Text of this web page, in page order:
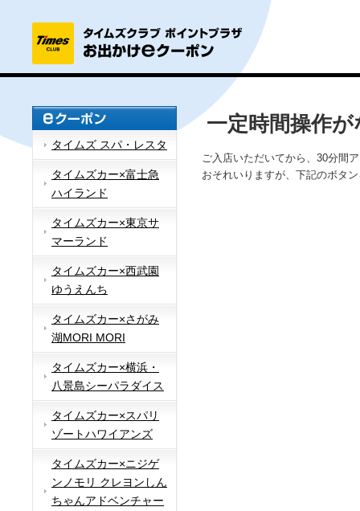
タイムズ スパ・レスタ
タイムズカー×富士急
ハイランド
タイムズカー×東京サ
マーランド
タイムズカー×西武園
ゆうえんち
タイムズカー×さがみ
湖MORI MORI
タイムズカー×横浜・
八景島シーパラダイス
タイムズカー×スパリ
ゾートハワイアンズ
タイムズカー×ニジゲ
ンノモリ クレヨンしん
ちゃんアドベンチャー
一定時間操作
ご入店いただいてから、30分間
おそれいりますが、下記のボタ